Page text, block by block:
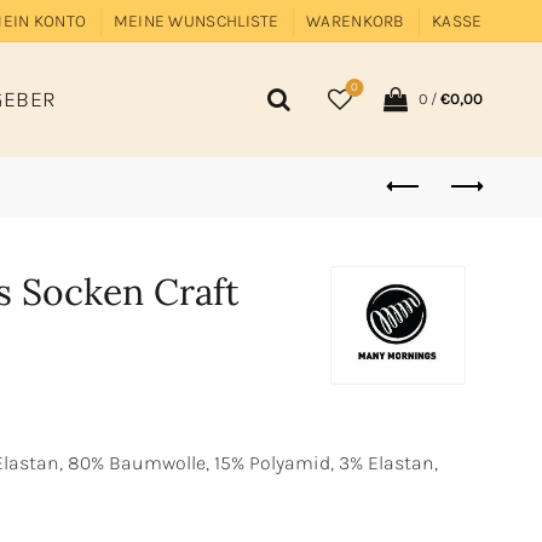
KONTO MEINE WUNSCHLISTE WARENKORB KASSE
0
0 / €0,00
Socken Craft
80% Baumwolle, 15% Polyamid, 3% Elastan,